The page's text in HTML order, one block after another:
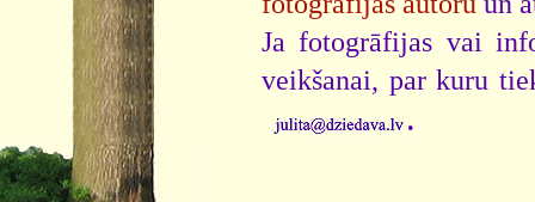
Ja fotogrāfijas vai
veikšanai, par kuru
.